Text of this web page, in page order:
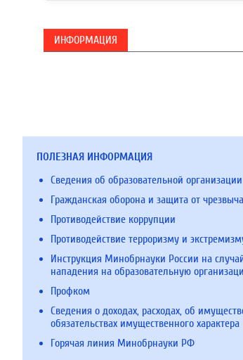
ИНФОРМАЦИЯ
ПОЛЕЗНАЯ ИНФОРМАЦИЯ
Сведения об образовательной организации
Гражданская оборона и защита от
Противодействие коррупции
Противодействие терроризму и
Инструкция Минобрнауки России на
нападения на образовательную
Профком
Сведения о доходах, расходах, об
обязательствах имущественного характера
Горячая линия Минобрнауки РФ